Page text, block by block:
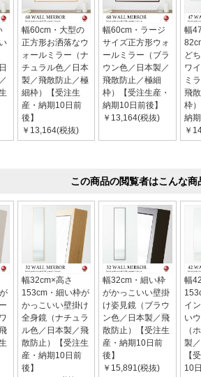
幅60cm・大型の
正方形お洒落なウ
ォールミラー（ナ
チュラル色／日本
製／飛散防止／極
細枠）【受注生
産・納期10日前
後】
￥13,164(税抜)
幅60cm・ラージ
サイズ正方形ウォ
ールミラー（ブラ
ウン色／日本製／
飛散防止／極細
枠）【受注生産・
納期10日前後】
￥13,164(税抜)
幅
ど
ワ
ミ
飛
枠
納
￥
この商品の閲覧者はこんな
幅32cm×高さ
153cm・細い枠が
かっこいい壁掛け
全身鏡（ナチュラ
ル色／日本製／飛
散防止）【受注生
産・納期10日前
後】
幅32cm・細い枠
がかっこいい壁掛
け姿見鏡（ブラウ
ン色／日本製／飛
散防止）【受注生
産・納期10日前
後】
￥15,891(税抜)
幅
イ
い
（
製
【
10